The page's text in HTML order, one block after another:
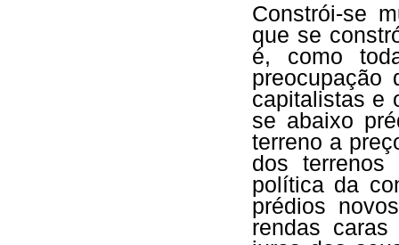
Constrói-se
que se
é, como
preocupação
capitalistas e
se abaixo
terreno a
dos
política da
prédios
rendas